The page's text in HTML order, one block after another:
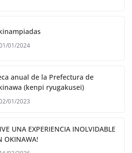
01/2024
anual de la Prefectura de
(kenpi ryugakusei)
01/2023
UNA EXPERIENCIA INOLVIDABLE
OKINAWA!